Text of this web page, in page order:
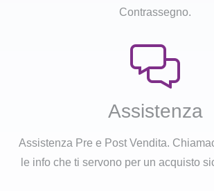
Contrassegno.
Assistenza
Assistenza Pre e Post Vendita.
le info che ti servono per un acquisto